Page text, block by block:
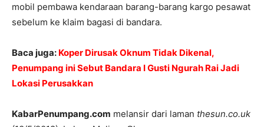
mobil pembawa kendaraan barang-barang kargo pesawat
sebelum ke klaim bagasi di bandara.
Baca juga: Koper Dirusak Oknum Tidak Dikenal,
Penumpang ini Sebut Bandara I Gusti Ngurah Rai Jadi
Lokasi Perusakkan
KabarPenumpang.com melansir dari laman thesun.co.uk